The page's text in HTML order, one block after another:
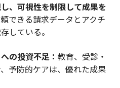
、可視性を制限して成果を
できる請求データとアクチ
している。
の投資不足： 教育、受診・
予防的ケアは、優れた成果